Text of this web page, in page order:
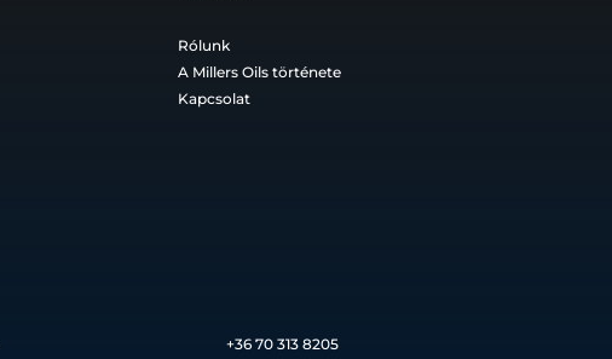
Rólunk
A Millers Oils története
Kapcsolat
+36 70 313 8205